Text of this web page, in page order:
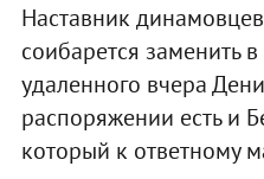
Наставник
соибарется заменить
удаленного вчера
распоряжении есть и
который к ответному